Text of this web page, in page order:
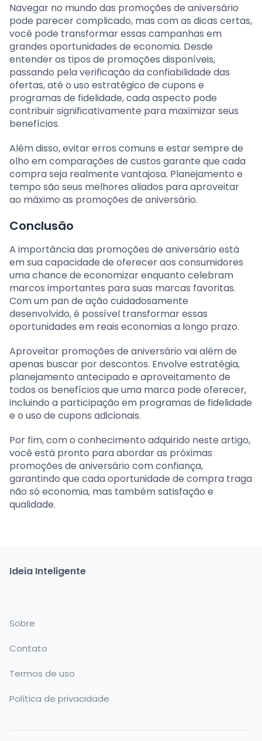
Navegar no mundo das promoções de aniversário
pode parecer complicado, mas com as dicas certas,
você pode transformar essas campanhas em
grandes oportunidades de economia. Desde
entender os tipos de promoções disponíveis,
passando pela verificação da confiabilidade das
ofertas, até o uso estratégico de cupons e
programas de fidelidade, cada aspecto pode
contribuir significativamente para maximizar seus
benefícios.
Além disso, evitar erros comuns e estar sempre de
olho em comparações de custos garante que cada
compra seja realmente vantajosa. Planejamento e
tempo são seus melhores aliados para aproveitar
ao máximo as promoções de aniversário.
Conclusão
A importância das promoções de aniversário está
em sua capacidade de oferecer aos consumidores
uma chance de economizar enquanto celebram
marcos importantes para suas marcas favoritas.
Com um pan de ação cuidadosamente
desenvolvido, é possível transformar essas
oportunidades em reais economias a longo prazo.
Aproveitar promoções de aniversário vai além de
apenas buscar por descontos. Envolve estratégia,
planejamento antecipado e aproveitamento de
todos os benefícios que uma marca pode oferecer,
incluindo a participação em programas de fidelidade
e o uso de cupons adicionais.
Por fim, com o conhecimento adquirido neste artigo,
você está pronto para abordar as próximas
promoções de aniversário com confiança,
garantindo que cada oportunidade de compra traga
não só economia, mas também satisfação e
qualidade.
Ideia Inteligente
Sobre
Contato
Termos de uso
Política de privacidade